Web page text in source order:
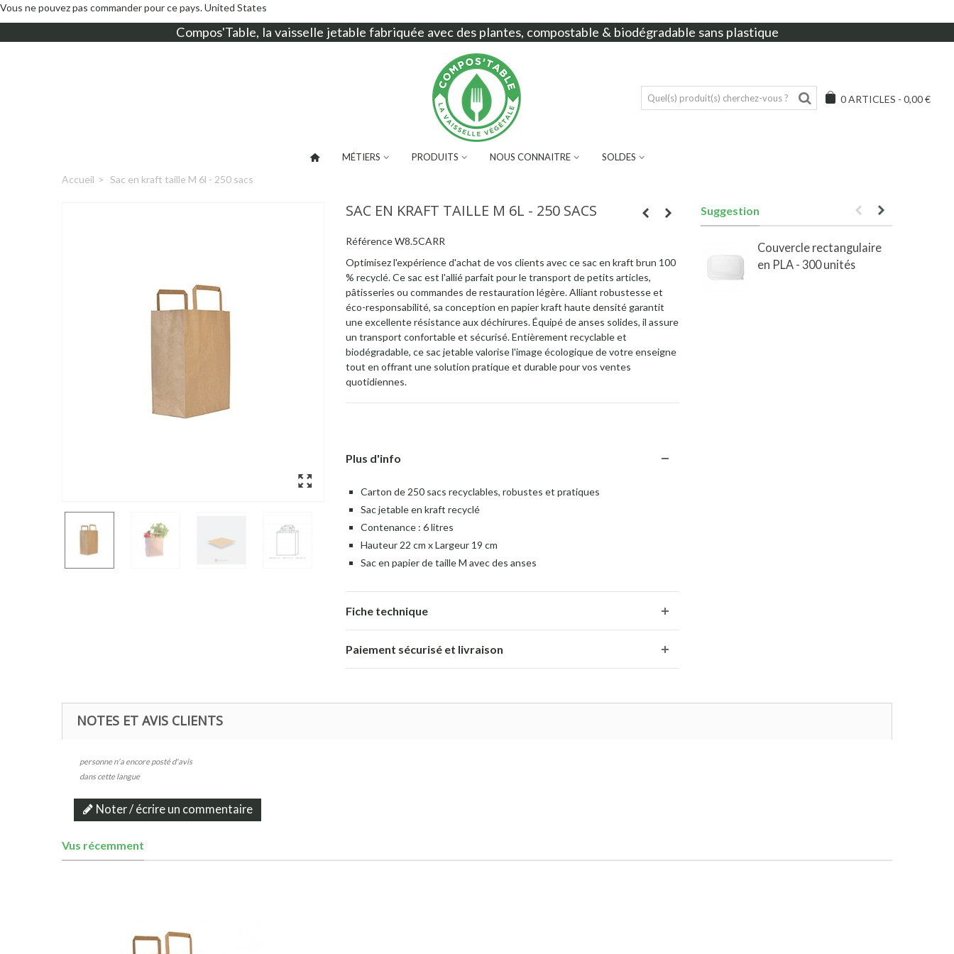
Vous ne pouvez pas commander pour ce pays.United States
Compos'Table, la vaisselle jetable fabriquée avec des plantes, compostable & biodégradable sans plastique
0ARTICLES - 0,00 €
MÉTIERS PRODUITS NOUS CONNAITRE SOLDES
Accueil > Sac en kraft taille M 6l - 250 sacs
SAC EN KRAFT TAILLE M 6L - 250 SACS
RéférenceW8.5CARR
Optimisez l'expérience d'achat de vos clients avec ce sac en kraft brun 100
% recyclé. Ce sac est l'allié parfait pour le transport de petits articles,
pâtisseries ou commandes de restauration légère. Alliant robustesse et
éco-responsabilité, sa conception en papier kraft haute densité garantit
une excellente résistance aux déchirures. Équipé de anses solides, il assure
un transport confortable et sécurisé. Entièrement recyclable et
biodégradable, ce sac jetable valorise l'image écologique de votre enseigne
tout en offrant une solution pratique et durable pour vos ventes
quotidiennes.
Plus d'info
Carton de 250 sacs recyclables, robustes et pratiques
Sac jetable en kraft recyclé
Contenance : 6 litres
Hauteur 22 cm x Largeur 19 cm
Sac en papier de taille M avec des anses
Fiche technique
Paiement sécurisé et livraison
Suggestion
Couvercle rectangulaire
en PLA - 300 unités
NOTES ET AVIS CLIENTS
personne n'a encore posté d'avis
dans cette langue
Noter / écrire un commentaire
Vus récemment